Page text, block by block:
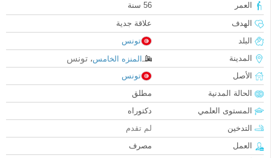
العمر
56 سنة
الهدف
علاقة جدية
البلد
تونس
المدينة
المنزه الخامس، تونس
الأصل
تونس
الحالة المدنية
مطلق
المستوى العلمي
دكتوراه
التدخين
لم تقدم
العمل
مصرف